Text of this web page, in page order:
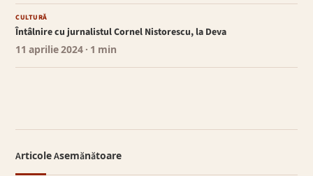
CULTURĂ
Întâlnire cu jurnalistul Cornel Nistorescu, la Deva
11 aprilie 2024 · 1 min
Articole Asemănătoare